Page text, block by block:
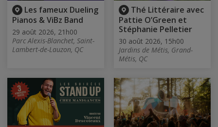
Les fameux Dueling
Pianos & ViBz Band
29 août 2026, 21h00
Parc Alexis-Blanchet, Saint-
Lambert-de-Lauzon, QC
Thé Littéraire avec
Pattie O’Green et
Stéphanie Pelletier
30 août 2026, 15h00
Jardins de Métis, Grand-
Métis, QC